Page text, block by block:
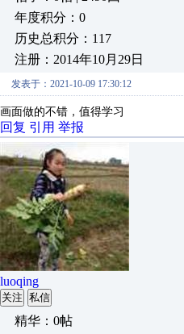
年度积分：0
历史总积分：117
注册：2014年10月29日
发表于：2021-10-09 17:30:12
画面做的不错，值得学习
回复 引用 举报
luoqing
关注 私信
精华：0帖